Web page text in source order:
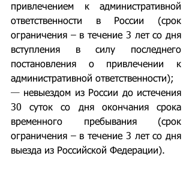
привлечением к административной
ответственности в России (срок
ограничения – в течение 3 лет со дня
вступления в силу последнего
постановления о привлечении к
административной ответственности);
— невыездом из России до истечения
30 суток со дня окончания срока
временного пребывания (срок
ограничения – в течение 3 лет со дня
выезда из Российской Федерации).